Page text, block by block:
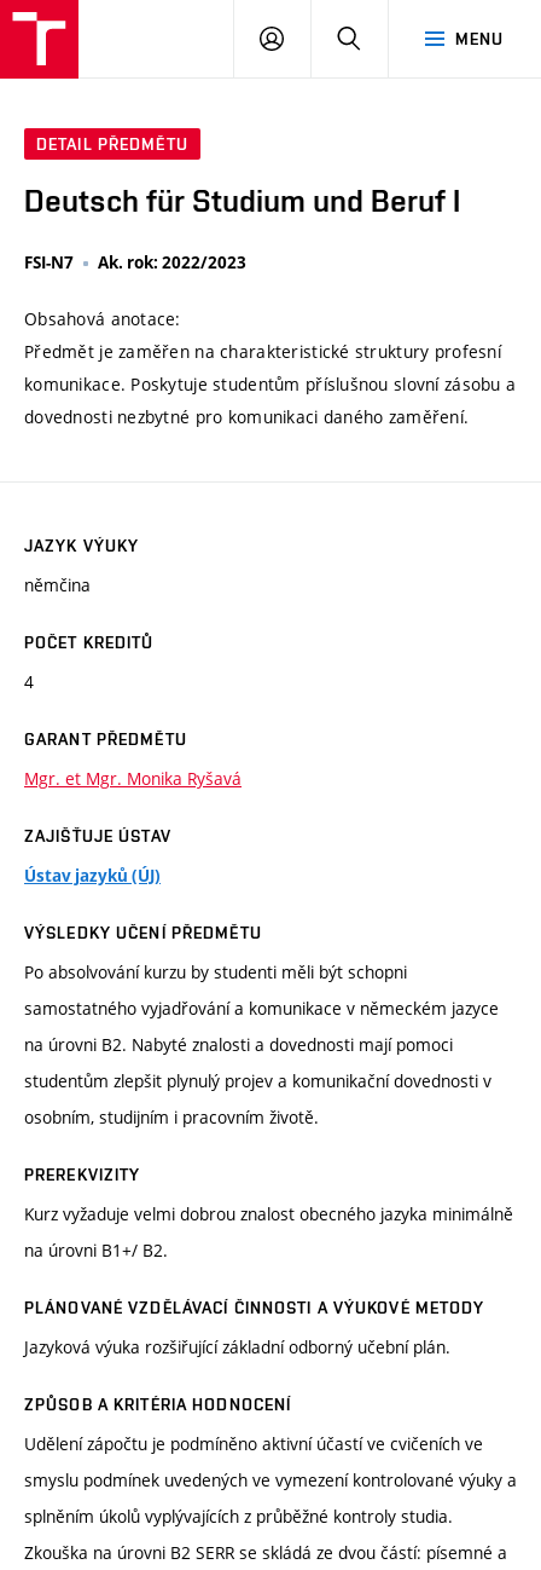
MENU
PŘIHLÁSIT
DETAIL PŘEDMĚTU
Deutsch für Studium und Beruf I
FSI-N7 Ak. rok: 2022/2023
Obsahová anotace:
Předmět je zaměřen na charakteristické struktury profesní
komunikace. Poskytuje studentům příslušnou slovní zásobu a
dovednosti nezbytné pro komunikaci daného zaměření.
JAZYK VÝUKY
němčina
POČET KREDITŮ
4
GARANT PŘEDMĚTU
Mgr. et Mgr. Monika Ryšavá
ZAJIŠŤUJE ÚSTAV
Ústav jazyků (ÚJ)
VÝSLEDKY UČENÍ PŘEDMĚTU
Po absolvování kurzu by studenti měli být schopni
samostatného vyjadřování a komunikace v německém jazyce
na úrovni B2. Nabyté znalosti a dovednosti mají pomoci
studentům zlepšit plynulý projev a komunikační dovednosti v
osobním, studijním i pracovním životě.
PREREKVIZITY
Kurz vyžaduje velmi dobrou znalost obecného jazyka minimálně
na úrovni B1+/ B2.
PLÁNOVANÉ VZDĚLÁVACÍ ČINNOSTI A VÝUKOVÉ METODY
Jazyková výuka rozšiřující základní odborný učební plán.
ZPŮSOB A KRITÉRIA HODNOCENÍ
Udělení zápočtu je podmíněno aktivní účastí ve cvičeních ve
smyslu podmínek uvedených ve vymezení kontrolované výuky a
splněním úkolů vyplývajících z průběžné kontroly studia.
Zkouška na úrovni B2 SERR se skládá ze dvou částí: písemné a